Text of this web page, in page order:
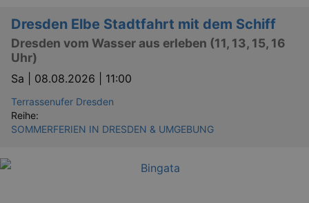
Dresden Elbe Stadtfahrt mit dem Schiff
Dresden vom Wasser aus erleben (11, 13, 15, 16
Uhr)
Sa | 08.08.2026 | 11:00
Terrassenufer Dresden
Reihe:
SOMMERFERIEN IN DRESDEN & UMGEBUNG